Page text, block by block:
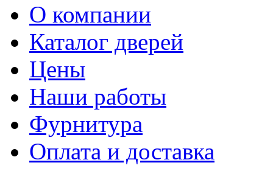
О компании
Каталог дверей
Цены
Наши работы
Фурнитура
Оплата и доставка